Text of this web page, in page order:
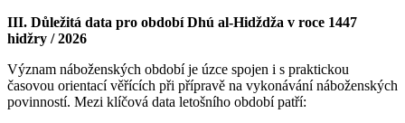
III. Důležitá data pro období Dhú al-Hidždža v roce 1447
hidžry / 2026
Význam náboženských období je úzce spojen i s praktickou
časovou orientací věřících při přípravě na vykonávání náboženských
povinností. Mezi klíčová data letošního období patří: